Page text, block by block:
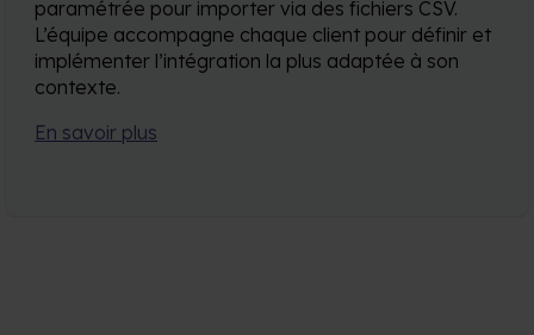
paramétrée pour importer via des fichiers CSV.
L’équipe accompagne chaque client pour définir et
implémenter l’intégration la plus adaptée à son
contexte.
En savoir plus